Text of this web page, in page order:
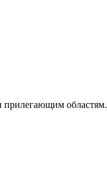
областям.